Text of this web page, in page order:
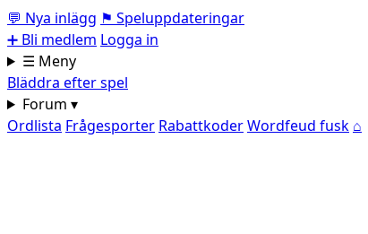
💬 Nya inlägg ⚑ Speluppdateringar
➕ Bli medlem Logga in
☰ Meny
Bläddra efter spel
Forum ▾
Ordlista Frågesporter RabattkoderWordfeud fusk ⌂